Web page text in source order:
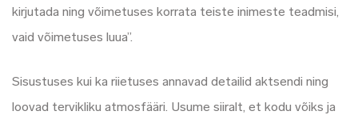
kirjutada ning võimetuses korrata teiste inimeste teadmisi,
vaid võimetuses luua”.
Sisustuses kui ka riietuses annavad detailid aktsendi ning
loovad tervikliku atmosfääri. Usume siiralt, et kodu võiks ja